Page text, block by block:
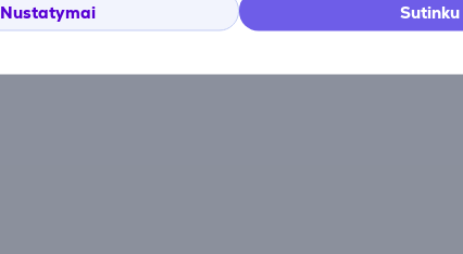
Nustatymai Sutinku